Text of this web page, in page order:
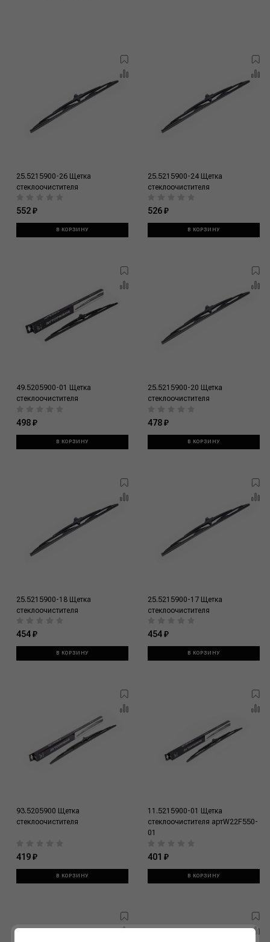
25.5215900-26 Щетка
стеклоочистителя
552 ₽
В КОРЗИНУ
25.5215900-24 Щетка
стеклоочистителя
526 ₽
В КОРЗИНУ
49.5205900-01 Щетка
стеклоочистителя
498 ₽
В КОРЗИНУ
25.5215900-20 Щетка
стеклоочистителя
478 ₽
В КОРЗИНУ
25.5215900-18 Щетка
стеклоочистителя
454 ₽
В КОРЗИНУ
25.5215900-17 Щетка
стеклоочистителя
454 ₽
В КОРЗИНУ
93.5205900 Щетка
стеклоочистителя
419 ₽
В КОРЗИНУ
11.5215900-01 Щетка
стеклоочистителя артW22F550-
01
401 ₽
В КОРЗИНУ